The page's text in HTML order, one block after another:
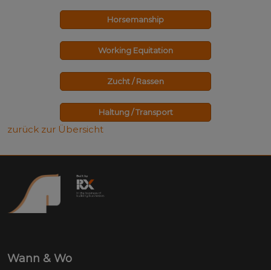
Horsemanship
Working Equitation
Zucht / Rassen
Haltung / Transport
zurück zur Übersicht
Wann & Wo